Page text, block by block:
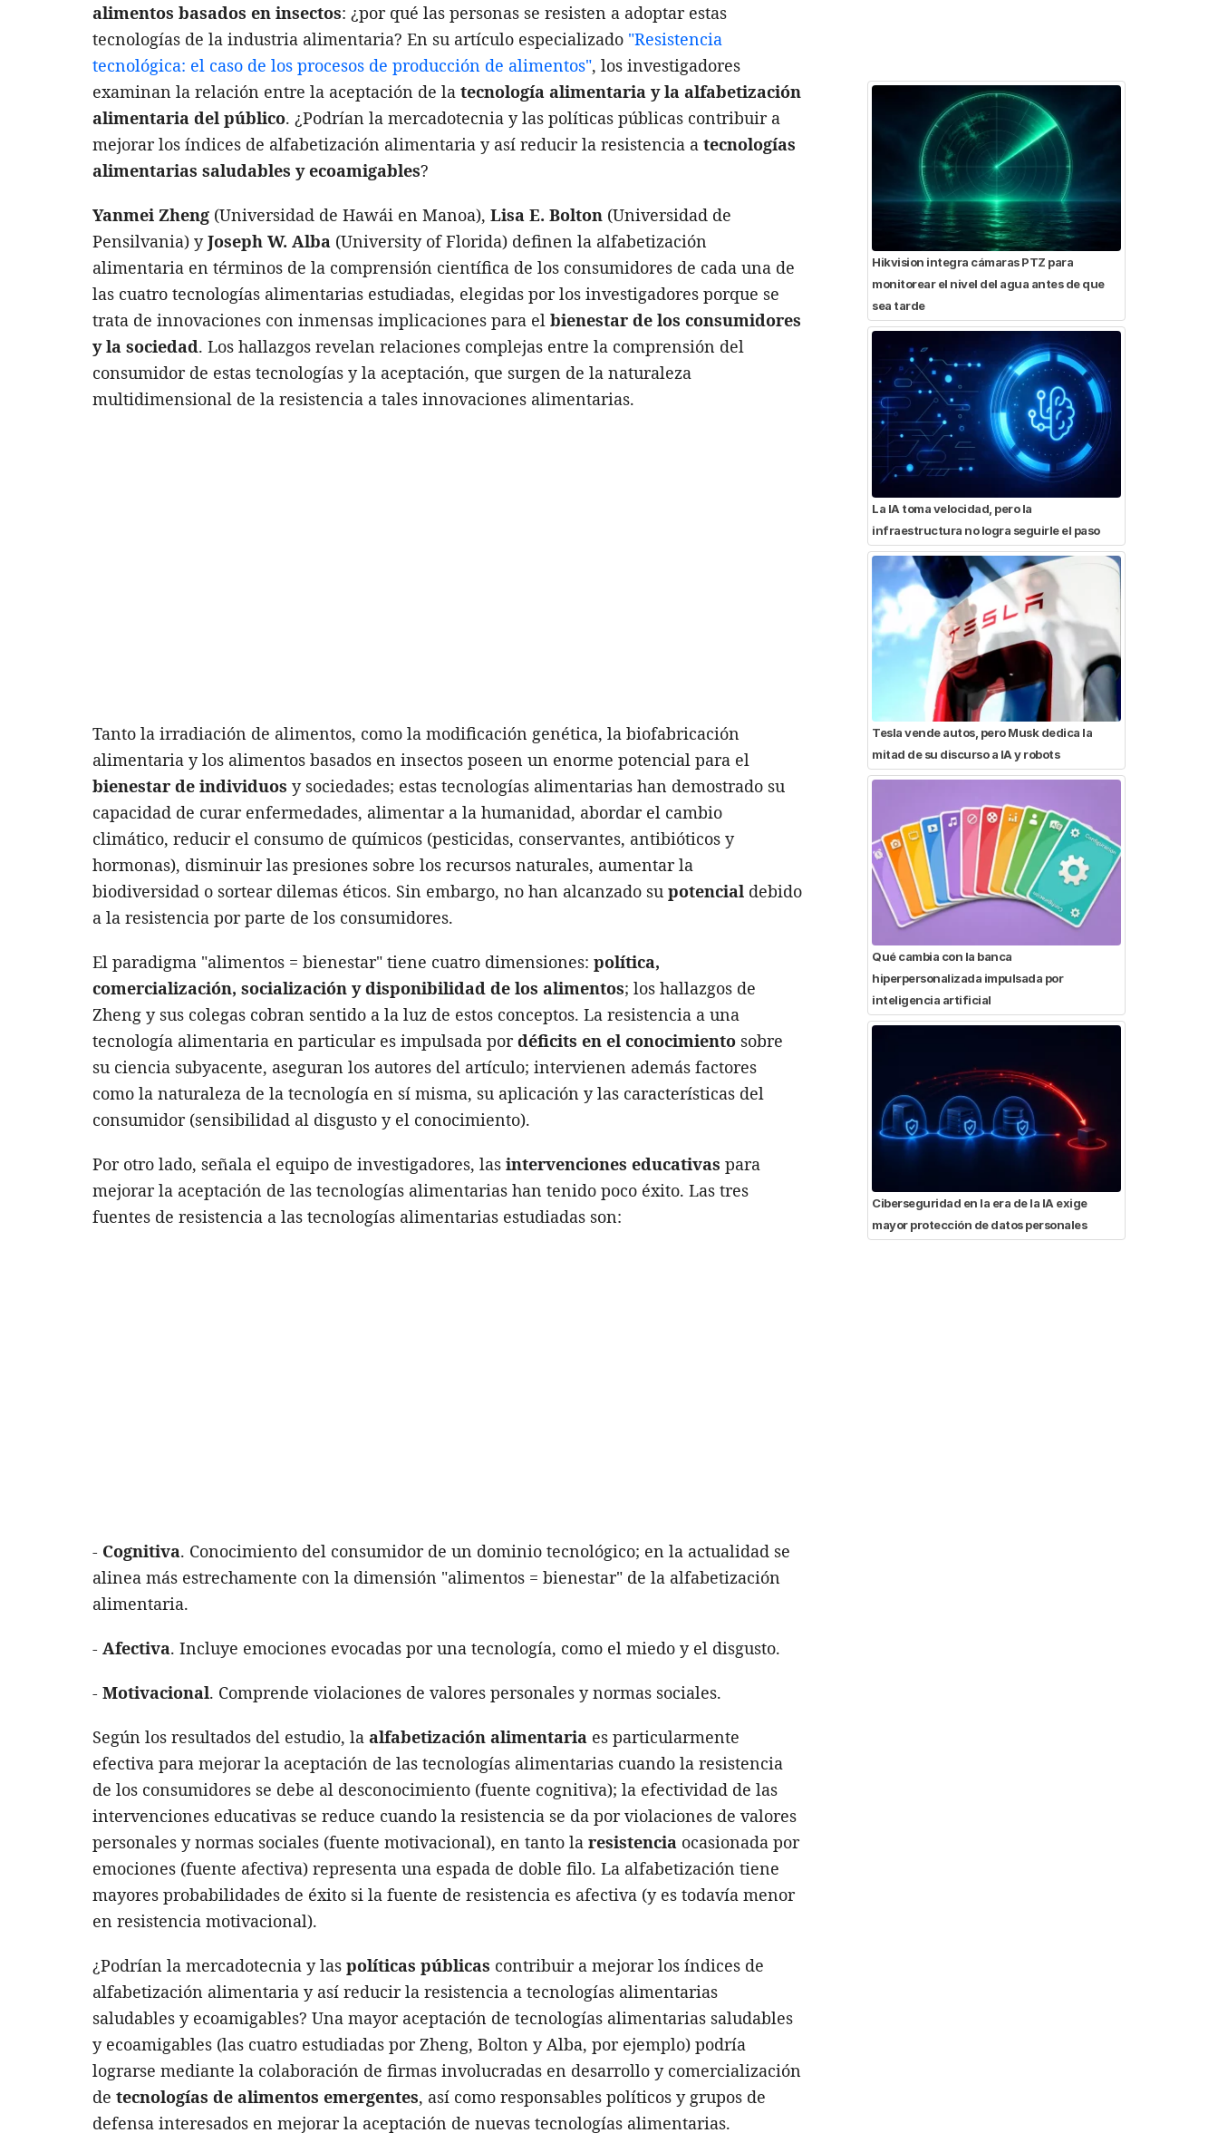
alimentos basados en insectos: ¿por qué las personas se resisten a adoptar estas
tecnologías de la industria alimentaria? En su artículo especializado "Resistencia
tecnológica: el caso de los procesos de producción de alimentos", los investigadores
examinan la relación entre la aceptación de la tecnología alimentaria y la alfabetización
alimentaria del público. ¿Podrían la mercadotecnia y las políticas públicas contribuir a
mejorar los índices de alfabetización alimentaria y así reducir la resistencia a tecnologías
alimentarias saludables y ecoamigables?
Yanmei Zheng (Universidad de Hawái en Manoa), Lisa E. Bolton (Universidad de
Pensilvania) yJoseph W. Alba (University of Florida) definen la alfabetización
alimentaria en términos de la comprensión científica de los consumidores de cada una de
las cuatro tecnologías alimentarias estudiadas, elegidas por los investigadores porque se
trata de innovaciones con inmensas implicaciones para el bienestar de los consumidores
y la sociedad. Los hallazgos revelan relaciones complejas entre la comprensión del
consumidor de estas tecnologías y la aceptación, que surgen de la naturaleza
multidimensional de la resistencia a tales innovaciones alimentarias.
Tanto la irradiación de alimentos, como la modificación genética, la biofabricación
alimentaria y los alimentos basados en insectos poseen un enorme potencial para el
bienestar de individuos y sociedades; estas tecnologías alimentarias han demostrado su
capacidad de curar enfermedades, alimentar a la humanidad, abordar el cambio
climático, reducir el consumo de químicos (pesticidas, conservantes, antibióticos y
hormonas), disminuir las presiones sobre los recursos naturales, aumentar la
biodiversidad o sortear dilemas éticos. Sin embargo, no han alcanzado su potencial debido
a la resistencia por parte de los consumidores.
El paradigma "alimentos = bienestar" tiene cuatro dimensiones: política,
comercialización, socialización y disponibilidad de los alimentos; los hallazgos de
Zheng y sus colegas cobran sentido a la luz de estos conceptos. La resistencia a una
tecnología alimentaria en particular es impulsada pordéficits en el conocimiento sobre
su ciencia subyacente, aseguran los autores del artículo; intervienen además factores
como la naturaleza de la tecnología en sí misma, su aplicación y las características del
consumidor (sensibilidad al disgusto y el conocimiento).
Por otro lado, señala el equipo de investigadores, las intervenciones educativas para
mejorar la aceptación de las tecnologías alimentarias han tenido poco éxito. Las tres
fuentes de resistencia a las tecnologías alimentarias estudiadas son:
- Cognitiva. Conocimiento del consumidor de un dominio tecnológico; en la actualidad se
alinea más estrechamente con la dimensión "alimentos = bienestar" de la alfabetización
alimentaria.
- Afectiva. Incluye emociones evocadas por una tecnología, como el miedo y el disgusto.
- Motivacional. Comprende violaciones de valores personales y normas sociales.
Según los resultados del estudio, la alfabetización alimentaria es particularmente
efectiva para mejorar la aceptación de las tecnologías alimentarias cuando la resistencia
de los consumidores se debe al desconocimiento (fuente cognitiva); la efectividad de las
intervenciones educativas se reduce cuando la resistencia se da por violaciones de valores
personales y normas sociales (fuente motivacional), en tanto la resistencia ocasionada por
emociones (fuente afectiva) representa una espada de doble filo. La alfabetización tiene
mayores probabilidades de éxito si la fuente de resistencia es afectiva (y es todavía menor
en resistencia motivacional).
¿Podrían la mercadotecnia y las políticas públicas contribuir a mejorar los índices de
alfabetización alimentaria y así reducir la resistencia a tecnologías alimentarias
saludables y ecoamigables? Una mayor aceptación de tecnologías alimentarias saludables
y ecoamigables (las cuatro estudiadas por Zheng, Bolton y Alba, por ejemplo) podría
lograrse mediante la colaboración de firmas involucradas en desarrollo y comercialización
de tecnologías de alimentos emergentes, así como responsables políticos y grupos de
defensa interesados en mejorar la aceptación de nuevas tecnologías alimentarias.
Hikvision integra cámaras PTZ para
monitorear el nivel del agua antes de que
sea tarde
La IA toma velocidad, pero la
infraestructura no logra seguirle el paso
Tesla vende autos, pero Musk dedica la
mitad de su discurso a IA y robots
Qué cambia con la banca
hiperpersonalizada impulsada por
inteligencia artificial
Ciberseguridad en la era de la IA exige
mayor protección de datos personales